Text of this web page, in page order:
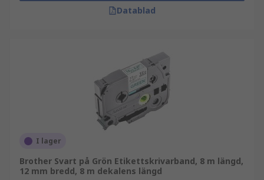
Datablad
I lager
Brother Svart på Grön Etikettskrivarband, 8 m längd,
12 mm bredd, 8 m dekalens längd